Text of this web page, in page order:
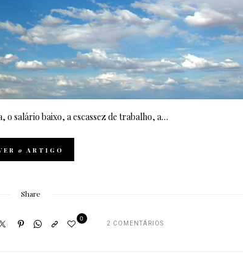
o salário baixo, a escassez de trabalho, a…
o ARTIGO
Share
0
2 COMENTÁRIOS